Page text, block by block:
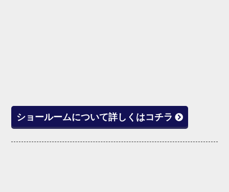
ショールームについて詳しくはコチラ